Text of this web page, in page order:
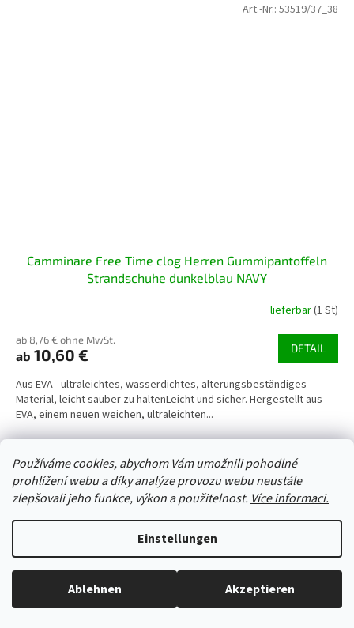
Používáme cookies, abychom Vám umožnili pohodlné
prohlížení webu a díky analýze provozu webu neustále
zlepšovali jeho funkce, výkon a použitelnost. Více informaci.
Einstellungen
Ablehnen Akzeptieren
Camminare Free Time clog Herren Gummipantoffeln
Strandschuhe dunkelblau NAVY
lieferbar(1 St)
ab 8,76 € ohne MwSt.
ab 10,60 € DETAIL
Aus EVA - ultraleichtes, wasserdichtes, alterungsbeständiges
Material, leicht sauber zu haltenLeicht und sicher. Hergestellt aus
EVA, einem neuen weichen, ultraleichten...
Art.-Nr.: 53519/37_38
Art.-Nr.:53507/36_37